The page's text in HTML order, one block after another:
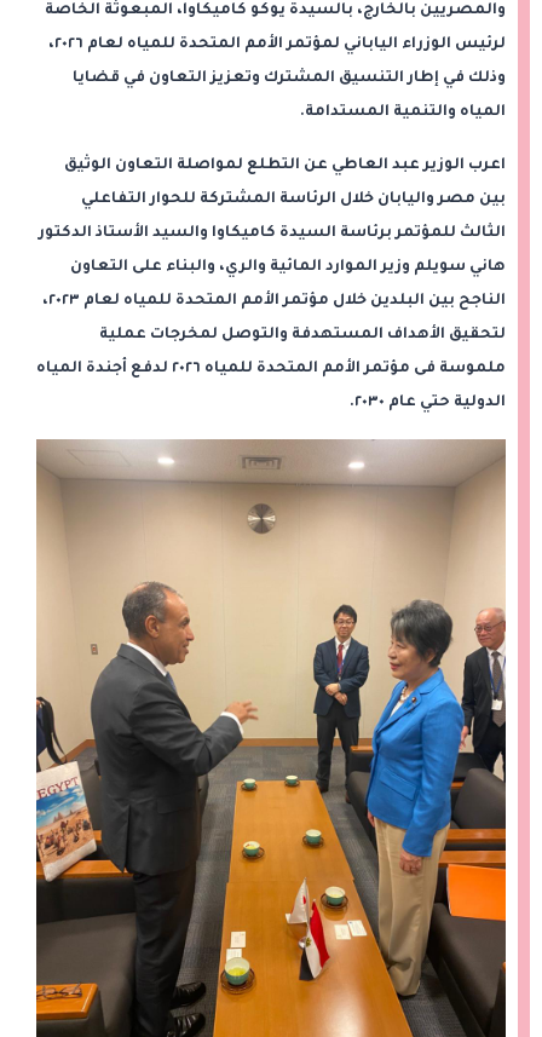
والمصريين بالخارج، بالسيدة يوكو كاميكاوا، المبعوثة الخاصة
لرئيس الوزراء الياباني لمؤتمر الأمم المتحدة للمياه لعام ٢٠٢٦،
وذلك في إطار التنسيق المشترك وتعزيز التعاون في قضايا
المياه والتنمية المستدامة.
اعرب الوزير عبد العاطي عن التطلع لمواصلة التعاون الوثيق
بين مصر واليابان خلال الرئاسة المشتركة للحوار التفاعلي
الثالث للمؤتمر برئاسة السيدة كاميكاوا والسيد الأستاذ الدكتور
هاني سويلم وزير الموارد المائية والري، والبناء على التعاون
الناجح بين البلدين خلال مؤتمر الأمم المتحدة للمياه لعام ٢٠٢٣،
لتحقيق الأهداف المستهدفة والتوصل لمخرجات عملية
ملموسة فى مؤتمر الأمم المتحدة للمياه ٢٠٢٦ لدفع أجندة المياه
الدولية حتي عام ٢٠٣٠.